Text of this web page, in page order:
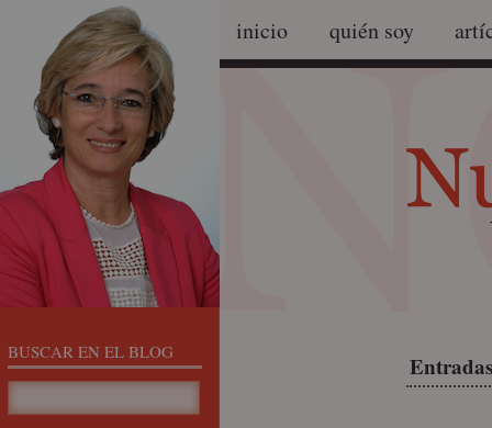
inicio quién soy
BUSCAR EN EL BLOG